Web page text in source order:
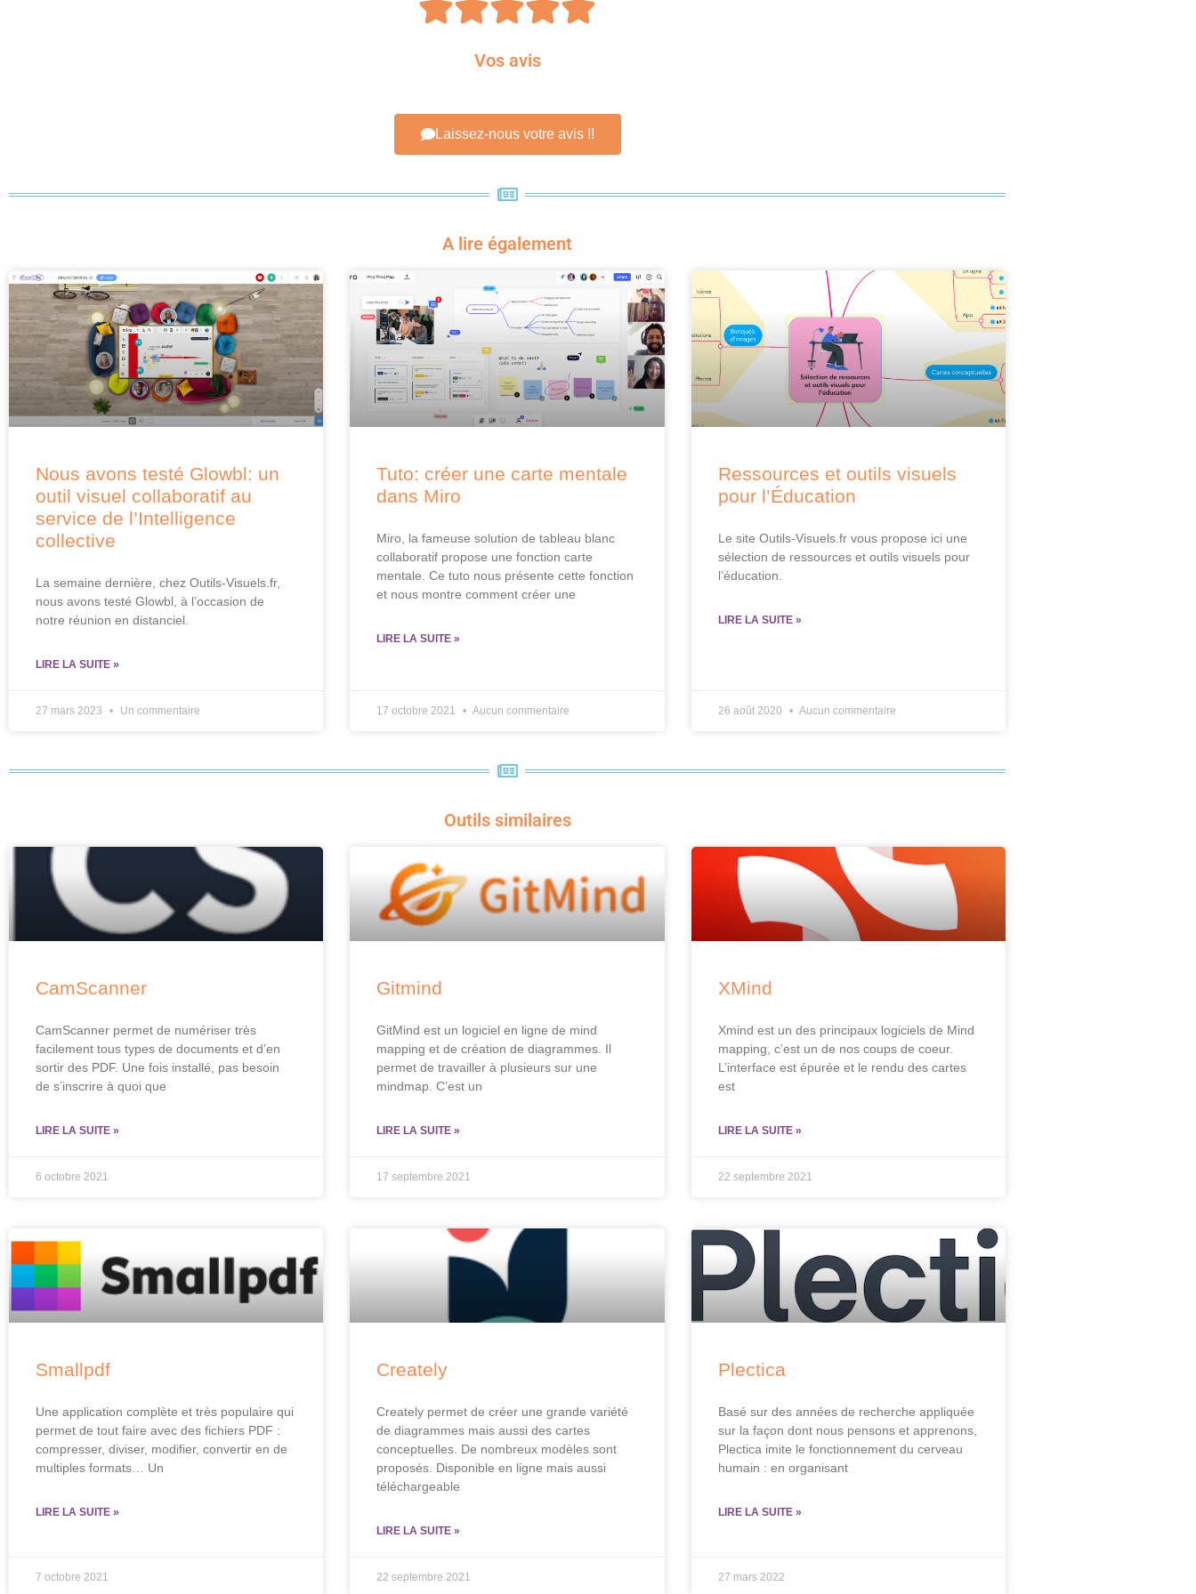
Vos avis
Laissez-nous votre avis !!
A lire également
Nous avons testé Glowbl: un
outil visuel collaboratif au
service de l’Intelligence
collective
La semaine dernière, chez Outils-Visuels.fr,
nous avons testé Glowbl, à l’occasion de
notre réunion en distanciel.
LIRE LA SUITE »
27 mars 2023 Un commentaire
Tuto: créer une carte mentale
dans Miro
Miro, la fameuse solution de tableau blanc
collaboratif propose une fonction carte
mentale. Ce tuto nous présente cette fonction
et nous montre comment créer une
LIRE LA SUITE »
17 octobre 2021 Aucun commentaire
Ressources et outils visuels
pour l’Éducation
Le site Outils-Visuels.fr vous propose ici une
sélection de ressources et outils visuels pour
l’éducation.
LIRE LA SUITE »
26 août 2020 Aucun commentaire
Outils similaires
CamScanner
CamScanner permet de numériser très
facilement tous types de documents et d’en
sortir des PDF. Une fois installé, pas besoin
de s’inscrire à quoi que
LIRE LA SUITE »
6 octobre 2021
Gitmind
GitMind est un logiciel en ligne de mind
mapping et de création de diagrammes. Il
permet de travailler à plusieurs sur une
mindmap. C’est un
LIRE LA SUITE »
17 septembre 2021
XMind
Xmind est un des principaux logiciels de Mind
mapping, c’est un de nos coups de coeur.
L’interface est épurée et le rendu des cartes
est
LIRE LA SUITE »
22 septembre 2021
Smallpdf
Une application complète et très populaire qui
permet de tout faire avec des fichiers PDF :
compresser, diviser, modifier, convertir en de
multiples formats… Un
LIRE LA SUITE »
7 octobre 2021
Creately
Creately permet de créer une grande variété
de diagrammes mais aussi des cartes
conceptuelles. De nombreux modèles sont
proposés. Disponible en ligne mais aussi
téléchargeable
LIRE LA SUITE »
22 septembre 2021
Plectica
Basé sur des années de recherche appliquée
sur la façon dont nous pensons et apprenons,
Plectica imite le fonctionnement du cerveau
humain : en organisant
LIRE LA SUITE »
27 mars 2022